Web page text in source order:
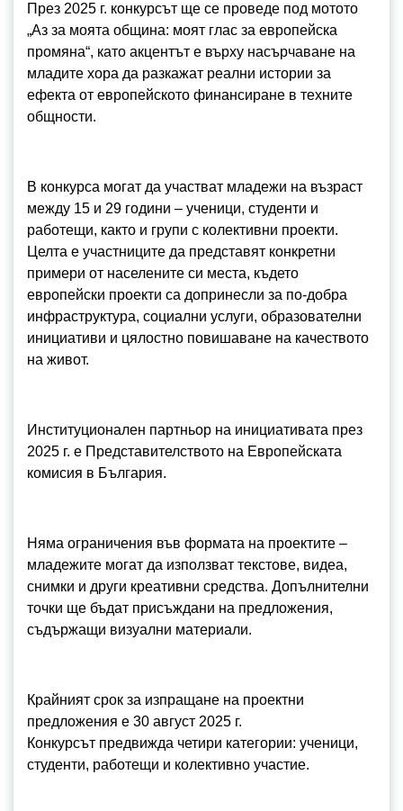
През 2025 г. конкурсът ще се проведе под мотото
„Аз за моята община: моят глас за европейска
промяна“, като акцентът е върху насърчаване на
младите хора да разкажат реални истории за
ефекта от европейското финансиране в техните
общности.
В конкурса могат да участват младежи на възраст
между 15 и 29 години – ученици, студенти и
работещи, както и групи с колективни проекти.
Целта е участниците да представят конкретни
примери от населените си места, където
европейски проекти са допринесли за по-добра
инфраструктура, социални услуги, образователни
инициативи и цялостно повишаване на качеството
на живот.
Институционален партньор на инициативата през
2025 г. е Представителството на Европейската
комисия в България.
Няма ограничения във формата на проектите –
младежите могат да използват текстове, видеа,
снимки и други креативни средства. Допълнителни
точки ще бъдат присъждани на предложения,
съдържащи визуални материали.
Крайният срок за изпращане на проектни
предложения е 30 август 2025 г.
Конкурсът предвижда четири категории: ученици,
студенти, работещи и колективно участие.